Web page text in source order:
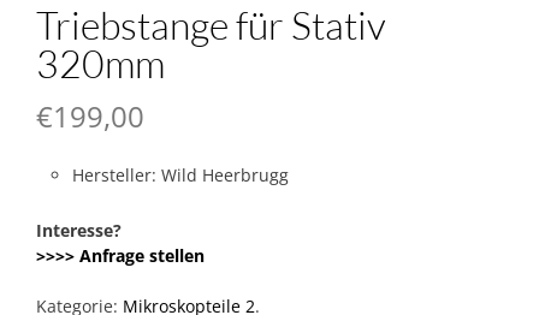
Triebstange für Stativ
320mm
€199,00
Hersteller: Wild Heerbrugg
Interesse?
>>>> Anfrage stellen
Kategorie: Mikroskopteile 2.